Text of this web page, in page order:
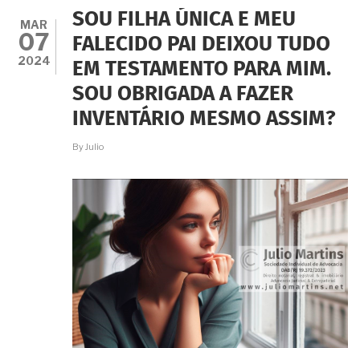
SEM
PAGAR
IMPOSTO
CAUSA
MORTIS
(IMPOSTO
DA
HERANÇA)?
MAR
07
2024
SOU FILHA ÚNICA E MEU
FALECIDO PAI DEIXOU TUDO
EM TESTAMENTO PARA MIM.
SOU OBRIGADA A FAZER
INVENTÁRIO MESMO ASSIM?
ByJulio